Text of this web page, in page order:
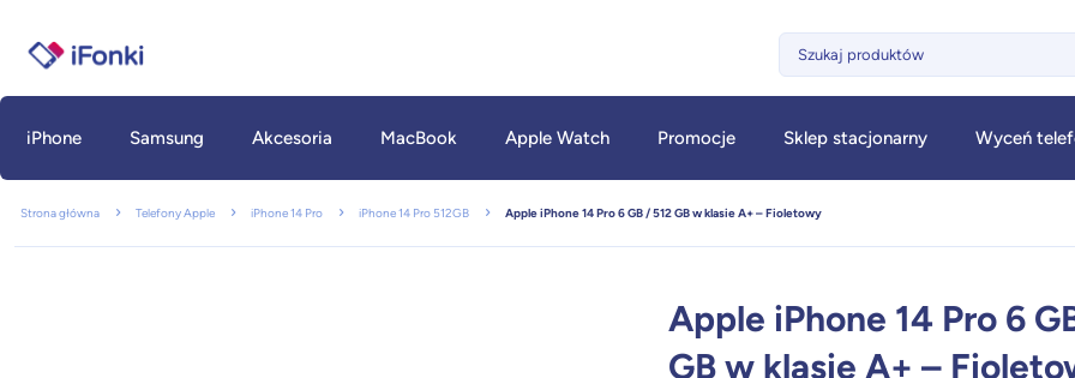
iPhone Samsung Akcesoria MacBook Apple Watch Promocje Sklep stacjonarny Wyceń
Strona główna Telefony Apple iPhone 14 Pro iPhone 14 Pro 512GB Apple iPhone 14 Pro 6 GB / 512 GB w klasie A+ – Fioletowy
Apple iPhone 14 Pro 6
GB w klasie A+ –